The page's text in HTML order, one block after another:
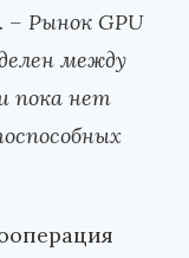
– Рынок GPU
между
пока нет